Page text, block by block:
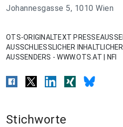
Johannesgasse 5, 1010 Wien
OTS-ORIGINALTEXT
AUSSCHLIESSLICHER
AUSSENDERS - WWW.OTS.AT | NFI
Stichworte